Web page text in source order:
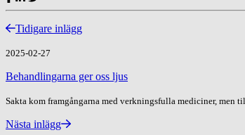
Tidigare inlägg
2025-02-27
Behandlingarna ger oss ljus
Sakta kom framgångarna med verkningsfulla mediciner, men
Nästa inlägg